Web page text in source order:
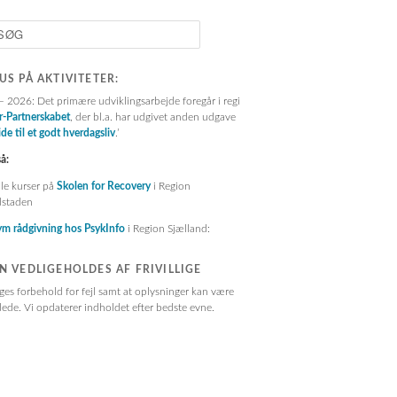
PÅ AKTIVITETER:
2026: Det primære udviklingsarbejde foregår i regi
Partnerskabet, der bl.a. har udgivet anden udgave
til et godt hverdagsliv.’
kurser på Skolen for Recoveryi Region
rådgivning hos PsykInfo i Region Sjælland:
VEDLIGEHOLDES AF FRIVILLIGE
forbehold for fejl samt at oplysninger kan være
Vi opdaterer indholdet efter bedste evne.